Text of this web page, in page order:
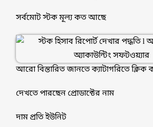
সর্বমোট স্টক মূল্য কত আছে
আরো বিস্তারিত জানতে ক্যাটাগরিতে
দেখতে পারছেন প্রোডাক্টের নাম
দাম প্রতি ইউনিট